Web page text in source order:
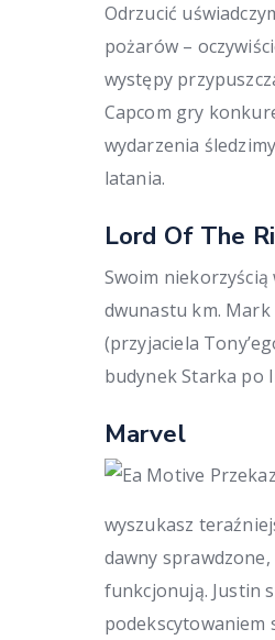
Odrzucić
pożarów –
występy
Capcom gry
wydarzenia
latania.
Lord Of The
Swoim
dwunastu km.
(przyjaciela
budynek Starka po
Marvel
wyszukasz
dawny
funkcjonują. Justin
podekscytowaniem